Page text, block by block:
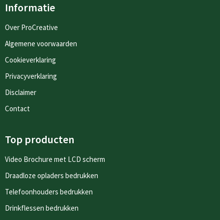
Informatie
Over ProCreative
Algemene voorwaarden
Cookieverklaring
Privacyverklaring
Disclaimer
Contact
Top producten
Video Brochure met LCD scherm
Draadloze opladers bedrukken
Telefoonhouders bedrukken
Drinkflessen bedrukken